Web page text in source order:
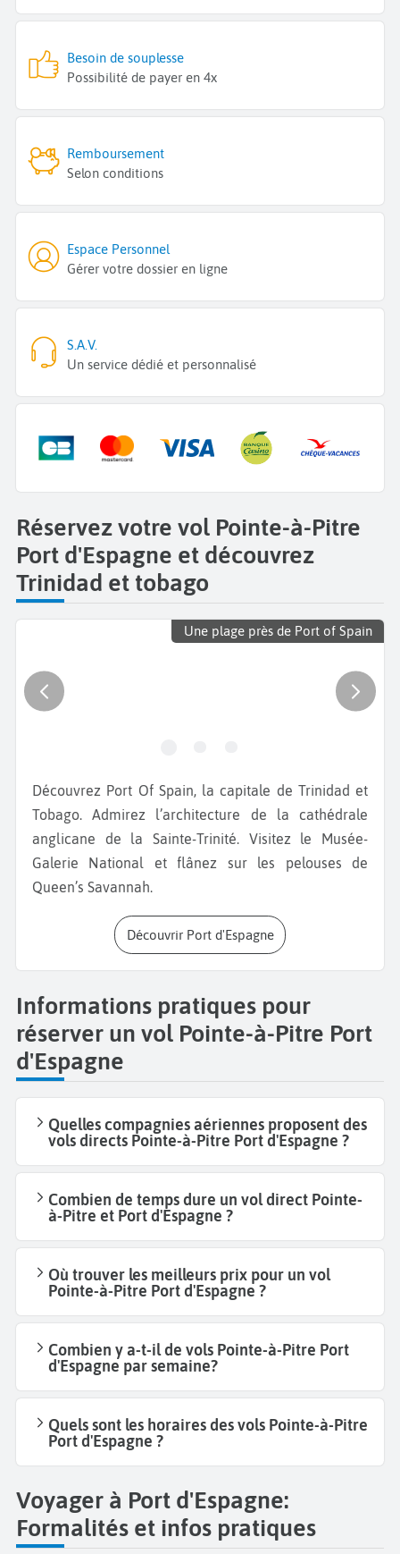
Besoin de souplesse
Possibilité de payer en 4x
Remboursement
Selon conditions
Espace Personnel
Gérer votre dossier en ligne
S.A.V.
Un service dédié et personnalisé
Réservez votre vol Pointe-à-Pitre
Port d'Espagne et découvrez
Trinidad et tobago
Une plage près de Port of Spain
Découvrez Port Of Spain, la capitale de Trinidad et
Tobago. Admirez l’architecture de la cathédrale
anglicane de la Sainte-Trinité. Visitez le Musée-
Galerie National et flânez sur les pelouses de
Queen’s Savannah.
Découvrir Port d'Espagne
Informations pratiques pour
réserver un vol Pointe-à-Pitre Port
d'Espagne
Quelles compagnies aériennes proposent des
vols directs Pointe-à-Pitre Port d'Espagne ?
Combien de temps dure un vol direct Pointe-
à-Pitre et Port d'Espagne ?
Où trouver les meilleurs prix pour un vol
Pointe-à-Pitre Port d'Espagne ?
Combien y a-t-il de vols Pointe-à-Pitre Port
d'Espagne par semaine?
Quels sont les horaires des vols Pointe-à-Pitre
Port d'Espagne ?
Voyager à Port d'Espagne:
Formalités et infos pratiques